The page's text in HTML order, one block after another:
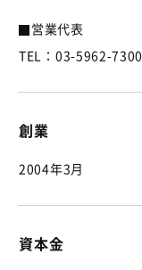
営業代表
TEL：03-5962-7300
創業
2004年3月
資本金